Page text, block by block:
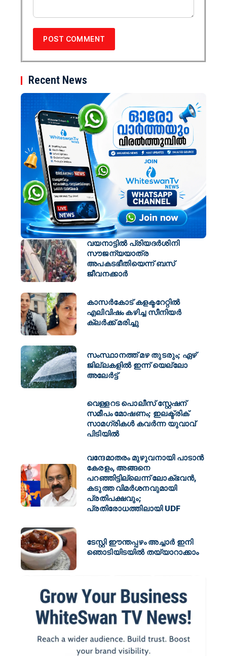
Recent News
വയനാട്ടിൽ പ്രിയദര്‍ശിനി
സൗജന്യയാത്ര
അപകടഭീതിയെന്ന് ബസ്
ജീവനക്കാര്‍
കാസർകോട് കളക്ടറേറ്റിൽ
എലിവിഷം കഴിച്ച സീനിയർ
ക്ലർക്ക് മരിച്ചു
സംസ്ഥാനത്ത് മഴ തുടരും; ഏഴ്
ജില്ലകളില്‍ ഇന്ന് യെല്ലോ
അലേര്‍ട്ട്
വെള്ളറട പൊലീസ് സ്റ്റേഷന്
സമീപം മോഷണം; ഇലക്ട്രിക്
സാമഗ്രികൾ കവർന്ന യുവാവ്
പിടിയിൽ
വന്ദേമാതരം മുഴുവനായി പാടാൻ
കേരളം, അങ്ങനെ
പറഞ്ഞിട്ടില്ലെന്ന് ലോക്ഭവൻ,
കടുത്ത വിമർശനവുമായി
പ്രതിപക്ഷവും;
പ്രതിരോധത്തിലായി UDF
ടേസ്റ്റി ഈന്തപ്പഴം അച്ചാർ ഇനി
ഞൊടിയിടയിൽ തയ്യാറാക്കാം